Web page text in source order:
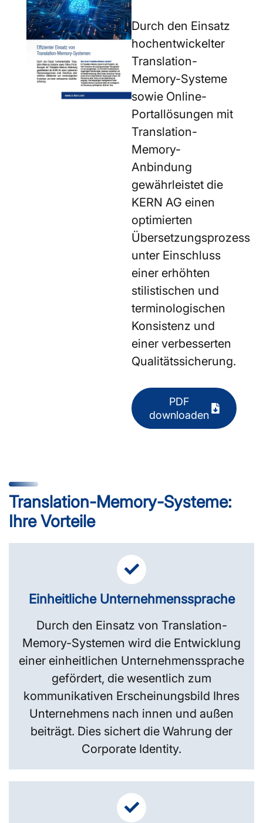
Durch den Einsatz
hochentwickelter
Translation-
Memory-Systeme
sowie Online-
Portallösungen mit
Translation-
Memory-
Anbindung
gewährleistet die
KERN AG einen
optimierten
Übersetzungsprozess
unter Einschluss
einer erhöhten
stilistischen und
terminologischen
Konsistenz und
einer verbesserten
Qualitätssicherung.
PDF
downloaden
Translation-Memory-Systeme:
Ihre Vorteile
Einheitliche Unternehmenssprache
Durch den Einsatz von Translation-
Memory-Systemen wird die Entwicklung
einer einheitlichen Unternehmenssprache
gefördert, die wesentlich zum
kommunikativen Erscheinungsbild Ihres
Unternehmens nach innen und außen
beiträgt. Dies sichert die Wahrung der
Corporate Identity.